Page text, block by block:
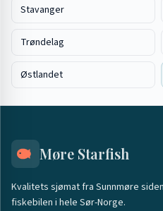
Stavanger
Trøndelag
Østlandet
Møre Starfish
Kvalitets sjømat fra Sunnmøre
fiskebilen i hele Sør-Norge.